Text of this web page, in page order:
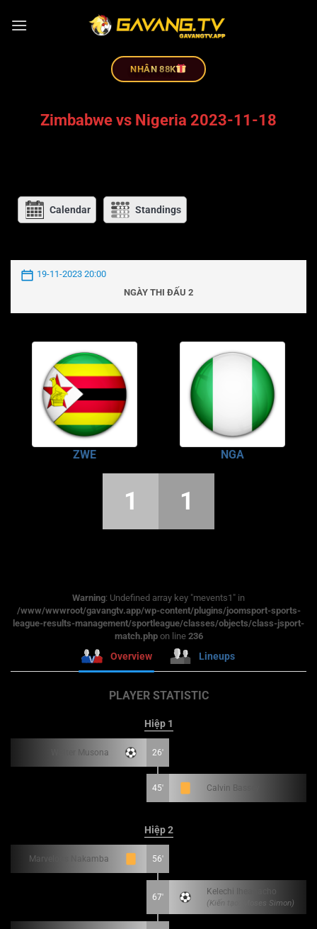
NHÂN 88K
Zimbabwe vs Nigeria 2023-11-18
Calendar Standings
19-11-2023 20:00
NGÀY THI ĐẤU 2
ZWE NGA
1 1
Warning: Undefined array key "mevents1" in
/www/wwwroot/gavangtv.app/wp-content/plugins/joomsport-sports-
league-results-management/sportleague/classes/objects/class-jsport-
match.phpon line 236
Overview Lineups
PLAYER STATISTIC
Hiệp 1
Walter Musona 26'
45' Calvin Bassey
Hiệp 2
Marvelous Nakamba 56'
67'
Kelechi Iheanacho
(Kiến tạo: Moses Simon)